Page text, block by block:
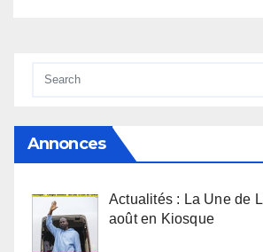
Annonces
Actualités : La Une de
août en Kiosque